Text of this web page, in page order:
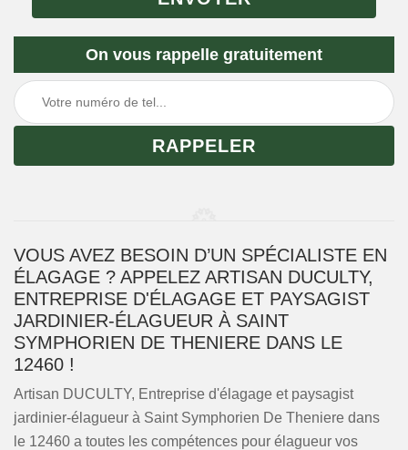
On vous rappelle gratuitement
VOUS AVEZ BESOIN D’UN SPÉCIALISTE EN
ÉLAGAGE ? APPELEZ ARTISAN DUCULTY,
ENTREPRISE D'ÉLAGAGE ET PAYSAGIST
JARDINIER-ÉLAGUEUR À SAINT
SYMPHORIEN DE THENIERE DANS LE
12460 !
Artisan DUCULTY, Entreprise d'élagage et paysagist
jardinier-élagueur à Saint Symphorien De Theniere dans
le 12460 a toutes les compétences pour élagueur vos